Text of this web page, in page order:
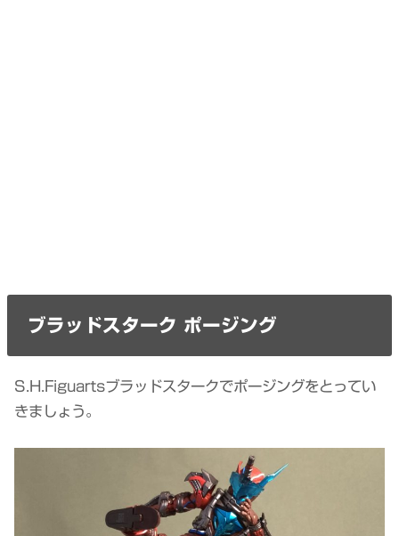
ブラッドスターク ポージング
S.H.Figuartsブラッドスタークでポージングをとってい
きましょう。